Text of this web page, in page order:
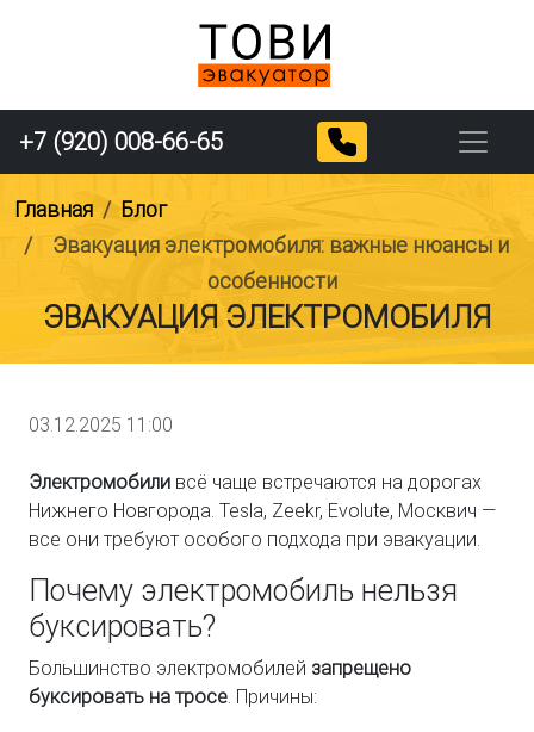
+7 (920) 008-66-65
Главная
Блог
Эвакуация электромобиля: важные нюансы и
особенности
ЭВАКУАЦИЯ ЭЛЕКТРОМОБИЛЯ
03.12.2025 11:00
Электромобили всё чаще встречаются на дорогах
Нижнего Новгорода. Tesla, Zeekr, Evolute, Москвич —
все они требуют особого подхода при эвакуации.
Почему электромобиль нельзя
буксировать?
Большинство электромобилей запрещено
буксировать на тросе. Причины: